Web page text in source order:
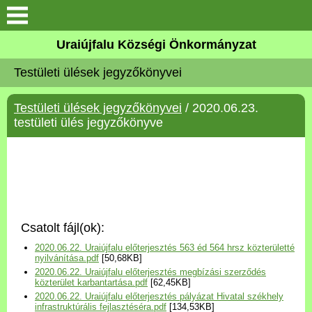
Köszöntő
Elérhetőségek
Uraiújfalu
Választási információk
Versenyképes Járások
Program
Uraiújfalu Községi Önkormányzat
Testületi ülések jegyzőkönyvei
Testületi ülések jegyzőkönyvei / 2020.06.23.
testületi ülés jegyzőkönyve
Csatolt fájl(ok):
2020.06.22. Uraiújfalu előterjesztés 563 éd 564 hrsz közterületté
nyilvánítása.pdf [50,68KB]
2020.06.22. Uraiújfalu előterjesztés megbízási szerződés
közterület karbantartása.pdf [62,45KB]
2020.06.22. Uraiújfalu előterjesztés pályázat Hivatal székhely
infrastruktúrális fejlasztéséra.pdf [134,53KB]